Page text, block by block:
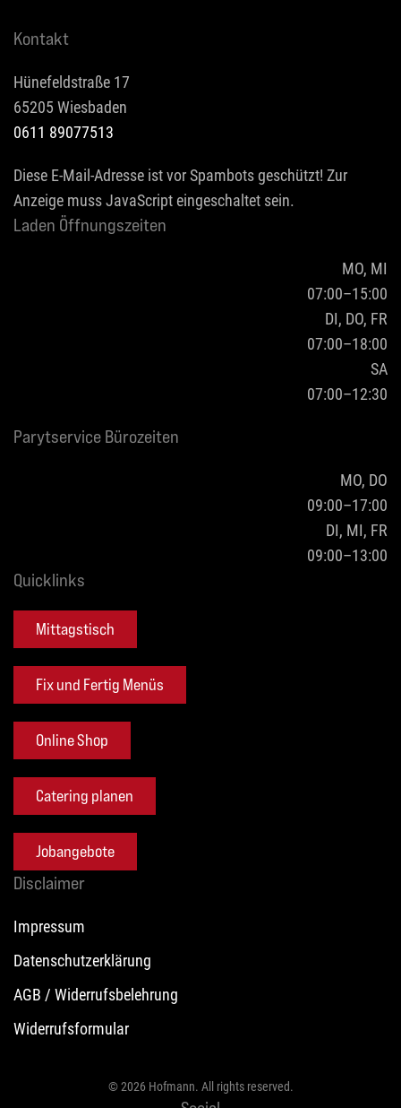
Kontakt
Hünefeldstraße 17
65205 Wiesbaden
0611 89077513
Diese E-Mail-Adresse ist vor Spambots geschützt! Zur
Anzeige muss JavaScript eingeschaltet sein.
Laden Öffnungszeiten
MO, MI
07:00–15:00
DI, DO, FR
07:00–18:00
SA
07:00–12:30
Parytservice Bürozeiten
MO, DO
09:00–17:00
DI, MI, FR
09:00–13:00
Quicklinks
Mittagstisch
Fix und Fertig Menüs
Online Shop
Catering planen
Jobangebote
Disclaimer
Impressum
Datenschutzerklärung
AGB / Widerrufsbelehrung
Widerrufsformular
©2026Hofmann. All rights reserved.